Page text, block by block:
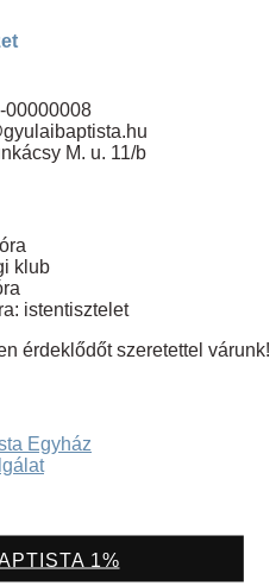
00000008
M. u. 11/b
klub
istentisztelet
érdeklődőt szeretettel várunk!
Egyház
1%